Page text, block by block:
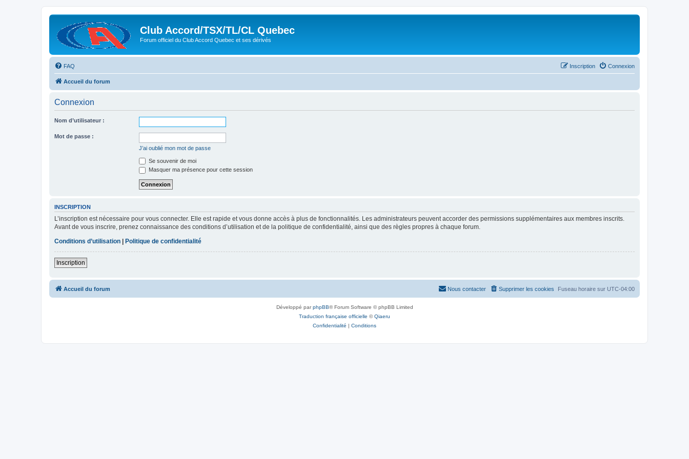
Club Accord/TSX/TL/CL Quebec
Forum officiel du Club Accord Quebec et ses dérivés
FAQ Connexion
Inscription
Accueil du forum
Connexion
Nom d’utilisateur :
Mot de passe :
J’ai oublié mon mot de passe
Se souvenir de moi
Masquer ma présence pour cette session
INSCRIPTION
L’inscription est nécessaire pour vous connecter. Elle est rapide et vous donne accès à plus de fonctionnalités. Les administrateurs peuvent accorder des permissions supplémentaires aux membres inscrits.
Avant de vous inscrire, prenez connaissance des conditions d’utilisation et de la politique de confidentialité, ainsi que des règles propres à chaque forum.
Conditions d’utilisation
Politique de confidentialité
Inscription
Accueil du forum Fuseau horaire sur UTC-04:00
Supprimer les cookies
Nous contacter
Développé parphpBB® Forum Software © phpBB Limited
Traduction française officielle ©Qiaeru
Confidentialité | Conditions